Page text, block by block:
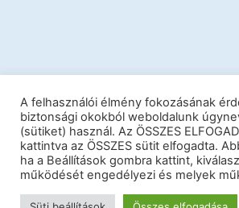
A felhasználói élmény fokozásának
biztonsági okokból weboldalunk
(sütiket) használ. Az ÖSSZES
kattintva az ÖSSZES sütit elfogadta.
ha a Beállítások gombra kattint,
működését engedélyezi és melyek